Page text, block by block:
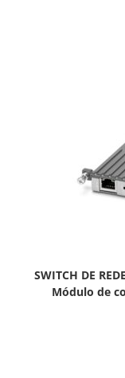
SWITCH DE
Módulo de